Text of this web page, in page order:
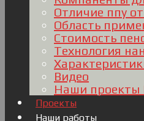
Отличие ппу
Область
Стоимость
Технология
Видео
Наши проекты
Проекты
Наши работы